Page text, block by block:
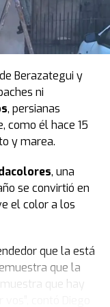
víctimas e hizo
y
eso.
se hizo silencio.
y, además de
y no en la
los fondos
un sistema que
$23.700
de pesos.
construir 7.400
Berazategui y
ni
, persianas
como él hace 15
y marea.
, una
se convirtió en
el color a los
que la está
que la
que hay